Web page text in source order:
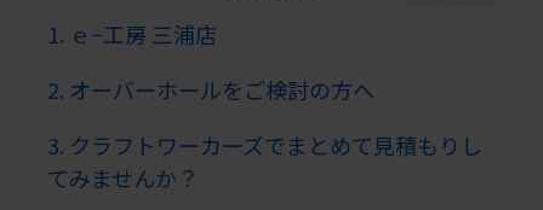
1. ｅ−工房 三浦店
2. オーバーホールをご検討の方へ
3. クラフトワーカーズでまとめて見積もりし
てみませんか？